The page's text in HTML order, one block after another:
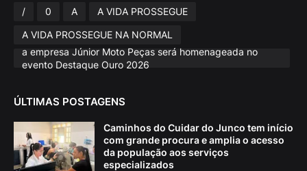
/ 0 A
A VIDA PROSSEGUE
A VIDA PROSSEGUE NA NORMAL
a empresa Júnior Moto Peças será homenageada no
evento Destaque Ouro 2026
ÚLTIMAS POSTAGENS
Caminhos do Cuidar do Junco tem início
com grande procura e amplia o acesso
da população aos serviços
especializados